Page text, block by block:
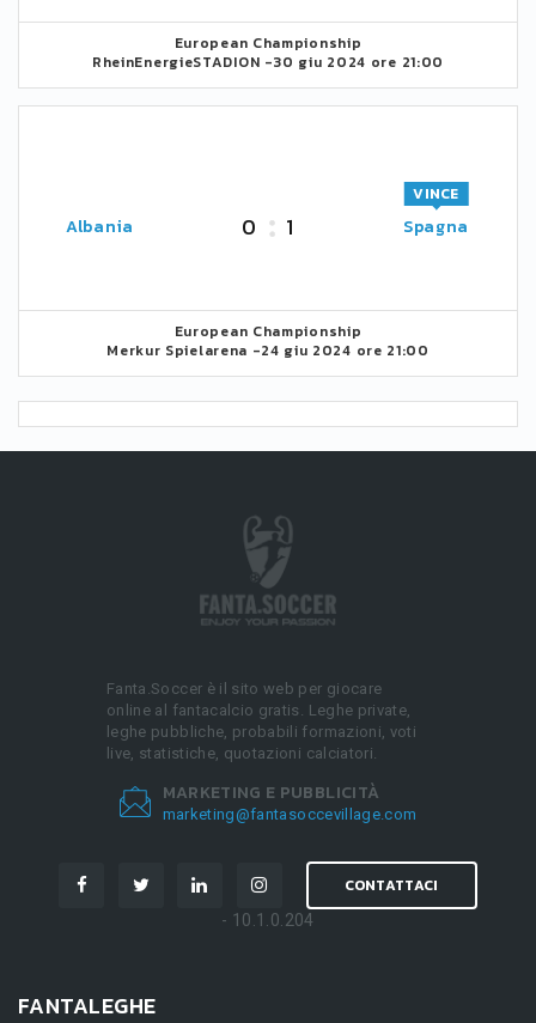
European Championship
RheinEnergieSTADION -30 giu 2024 ore 21:00
Albania 0 1 Spagna
VINCE
European Championship
Merkur Spielarena -24 giu 2024 ore 21:00
Fanta.Soccer è il sito web per giocare
online al fantacalcio gratis. Leghe private,
leghe pubbliche, probabili formazioni, voti
live, statistiche, quotazioni calciatori.
MARKETING E PUBBLICITÀ
marketing@fantasoccevillage.com
CONTATTACI
- 10.1.0.204
FANTALEGHE